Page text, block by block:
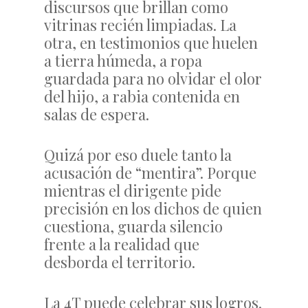
discursos que brillan como
vitrinas recién limpiadas. La
otra, en testimonios que huelen
a tierra húmeda, a ropa
guardada para no olvidar el olor
del hijo, a rabia contenida en
salas de espera.
Quizá por eso duele tanto la
acusación de “mentira”. Porque
mientras el dirigente pide
precisión en los dichos de quien
cuestiona, guarda silencio
frente a la realidad que
desborda el territorio.
La 4T puede celebrar sus logros.